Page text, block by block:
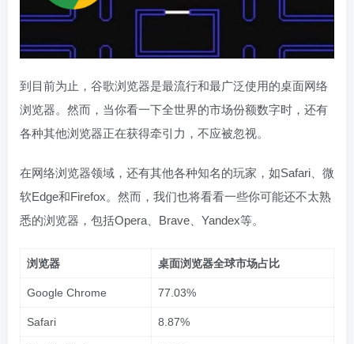
到目前为止，谷歌浏览器是最流行和最广泛使用的桌面网络
浏览器。然而，当你看一下全世界的市场份额数字时，还有
各种其他浏览器正在获得牵引力，不应被忽视。
在网络浏览器领域，还有其他各种知名的玩家，如Safari、微
软Edge和Firefox。然而，我们也将看看一些你可能还不太熟
悉的浏览器，包括Opera、Brave、Yandex等。
浏览器 桌面浏览器全球市场占比
Google Chrome 77.03%
Safari 8.87%